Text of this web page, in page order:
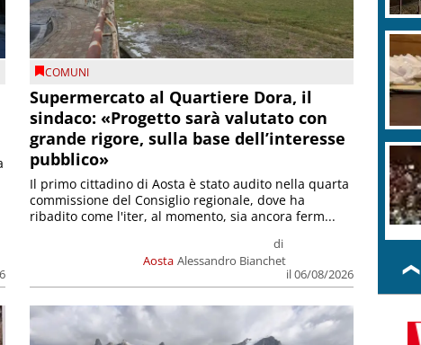
COMUNI
Supermercato al Quartiere Dora, il
sindaco: «Progetto sarà valutato con
grande rigore, sulla base dell’interesse
pubblico»
Aosta
di
Alessandro Bianchet
il 06/08/2026
Il primo cittadino di Aosta è stato audito nella quarta
commissione del Consiglio regionale, dove ha
ribadito come l'iter, al momento, sia ancora ferm...
❮